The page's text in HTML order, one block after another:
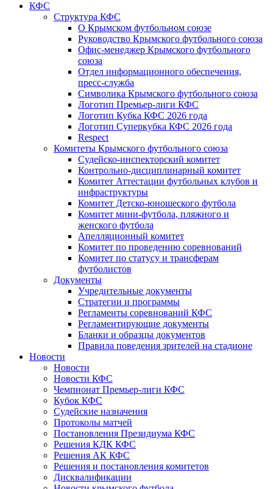
КФС
Структура КФС
О Крымском футбольном союзе
Руководство Крымского футбольного союза
Офис-менеджер Крымского футбольного
союза
Отдел информационного обеспечения,
пресс-служба
Символика Крымского футбольного союза
Логотип Премьер-лиги КФС
Логотип Кубка КФС 2026 года
Логотип Суперкубка КФС 2026 года
Respect
Комитеты Крымского футбольного союза
Судейско-инспекторский комитет
Контрольно-дисциплинарный комитет
Комитет Аттестации футбольных клубов и
инфраструктуры
Комитет Детско-юношеского футбола
Комитет мини-футбола, пляжного и
женского футбола
Апелляционный комитет
Комитет по проведению соревнований
Комитет по статусу и трансферам
футболистов
Документы
Учредительные документы
Стратегии и программы
Регламенты соревнований КФС
Регламентирующие документы
Бланки и образцы документов
Правила поведения зрителей на стадионе
Новости
Новости
Новости КФС
Чемпионат Премьер-лиги КФС
Кубок КФС
Судейские назначения
Протоколы матчей
Постановления Президиума КФС
Решения КДК КФС
Решения АК КФС
Решения и постановления комитетов
Дисквалификации